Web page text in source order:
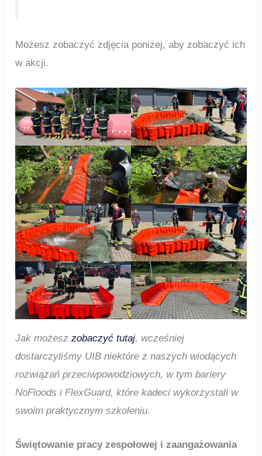
Możesz zobaczyć zdjęcia poniżej, aby zobaczyć ich
w akcji.
Jak możeszzobaczyć tutaj, wcześniej
dostarczyliśmy UIB niektóre z naszych wiodących
rozwiązań przeciwpowodziowych, w tym bariery
NoFloods i FlexGuard, które kadeci wykorzystali w
swoim praktycznym szkoleniu.
Świętowanie pracy zespołowej i zaangażowania